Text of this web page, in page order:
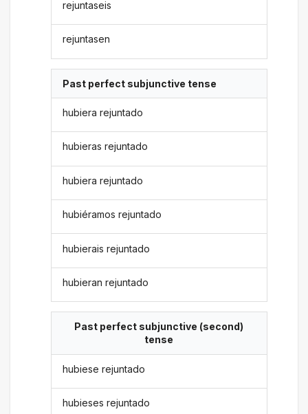
rejuntaseis
rejuntasen
Past perfect subjunctive tense
hubiera rejuntado
hubieras rejuntado
hubiera rejuntado
hubiéramos rejuntado
hubierais rejuntado
hubieran rejuntado
Past perfect subjunctive (second)
tense
hubiese rejuntado
hubieses rejuntado